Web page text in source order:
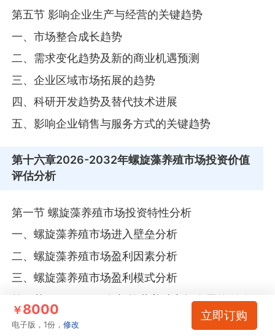
第五节 影响企业生产与经营的关键趋势
一、市场整合成长趋势
二、需求变化趋势及新的商业机遇预测
三、企业区域市场拓展的趋势
四、科研开发趋势及替代技术进展
五、影响企业销售与服务方式的关键趋势
第十六章2026-2032年螺旋藻养殖市场投资价值
评估分析
第一节 螺旋藻养殖市场投资特性分析
一、螺旋藻养殖市场进入壁垒分析
二、螺旋藻养殖市场盈利因素分析
三、螺旋藻养殖市场盈利模式分析
第二节 2026-2032年螺旋藻养殖市场发展的影响因
素
￥8000
电子版，1份，修改
立即订购